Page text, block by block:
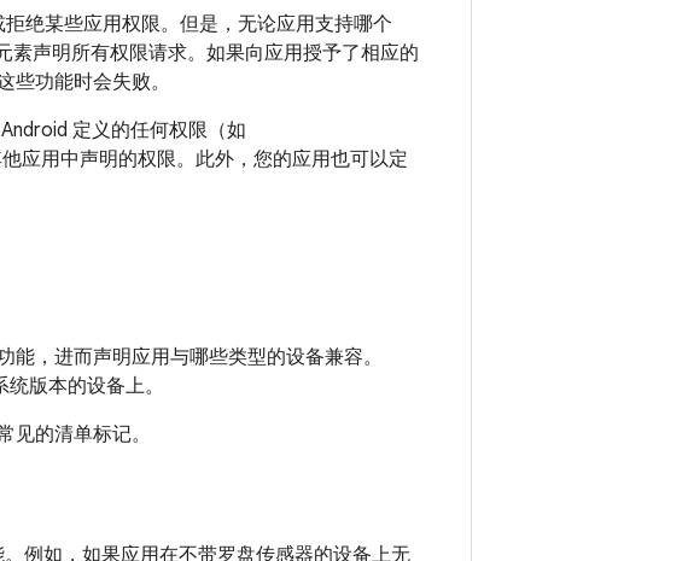
绝某些应用权限。但是，无论应用支持哪个
素声明所有权限请求。如果向应用授予了相应的
功能时会失败。
定义的任何权限（如
应用中声明的权限。此外，您的应用也可以定
，进而声明应用与哪些类型的设备兼容。
版本的设备上。
的清单标记。
例如，如果应用在不带罗盘传感器的设备上无